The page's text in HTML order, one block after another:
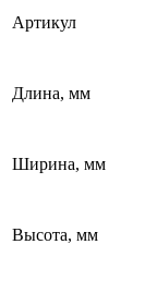
Артикул
Длина, мм
Ширина, мм
Высота, мм